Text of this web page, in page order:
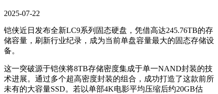
2025-07-22
铠侠近日发布全新LC9系列固态硬盘，凭借高达245.76TB的存
储容量，刷新行业纪录，成为当前单盘容量最大的固态存储设
备。
这一突破源于铠侠将8TB存储密度集成于单一NAND封装的技
术进展。通过多个超高密度封装的组合，成功打造了这款前所
未有的大容量SSD。若以单部4K电影平均压缩后约20GB估